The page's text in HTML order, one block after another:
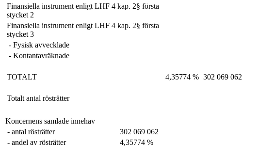
Finansiella instrument enligt LHF 4 kap. 2§ första
stycket 2
Finansiella instrument enligt LHF 4 kap. 2§ första
stycket 3
- Fysisk avvecklade
- Kontantavräknade
TOTALT 4,35774 % 302 069 062
Totalt antal rösträtter
Koncernens samlade innehav
- antal rösträtter
302 069 062
- andel av rösträtter
4,35774 %